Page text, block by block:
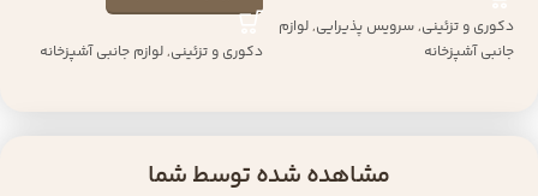
دکوری و تزئینی,سرویس پذیرایی,لوازم
جانبی آشپزخانه
دکوری و تزئینی,لوازم جانبی آشپزخانه
مشاهده شده توسط شما